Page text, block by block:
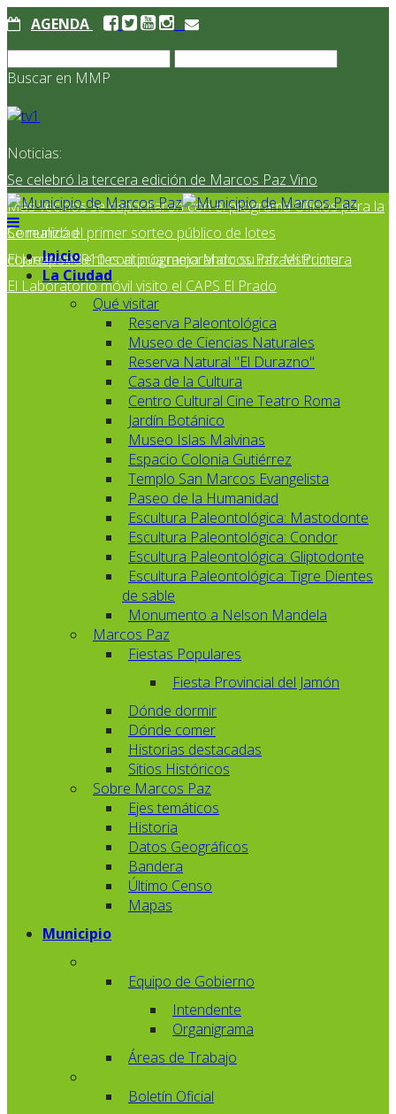
AGENDA
Buscar en MMP
Noticias:
Se celebró la tercera edición de Marcos Paz Vino
Más vecinos se capacitaron con el programa Oficios para la
Comunidad
Se realizó el primer sorteo público de lotes
correspondientes al programa Marcos Paz Mi Primer
El Jardín N° 910 continúa mejorando su infraestructura
El Laboratorio móvil visito el CAPS El Prado
Inicio
La Ciudad
Qué visitar
Reserva Paleontológica
Museo de Ciencias Naturales
Reserva Natural "El Durazno"
Casa de la Cultura
Centro Cultural Cine Teatro Roma
Jardín Botánico
Museo Islas Malvinas
Espacio Colonia Gutiérrez
Templo San Marcos Evangelista
Paseo de la Humanidad
Escultura Paleontológica: Mastodonte
Escultura Paleontológica: Condor
Escultura Paleontológica: Gliptodonte
Escultura Paleontológica: Tigre Dientes
de sable
Monumento a Nelson Mandela
Marcos Paz
Fiestas Populares
Fiesta Provincial del Jamón
Dónde dormir
Dónde comer
Historias destacadas
Sitios Históricos
Sobre Marcos Paz
Ejes temáticos
Historia
Datos Geográficos
Bandera
Último Censo
Mapas
Municipio
Equipo de Gobierno
Intendente
Organigrama
Áreas de Trabajo
Boletín Oficial